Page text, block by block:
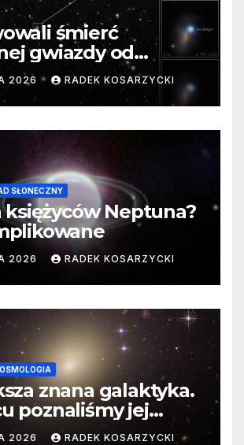
śmierć
gwiazdy od
początku. Niezwykle
2026 RADEK KOSARZYCKI
SŁONECZNY
księżyców Neptuna?
2026 RADEK KOSARZYCKI
znana galaktyka.
poznaliśmy jej
wymiary
2026 RADEK KOSARZYCKI